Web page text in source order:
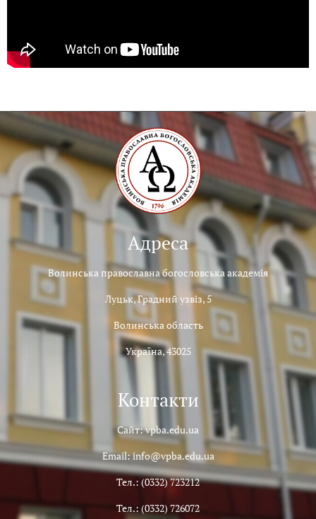
Адреса
Волинська православна богословська академія
Луцьк, Градний узвіз, 5
Волинська область
Україна, 43025
Контакти
Сайт: vpba.edu.ua
Email: info@vpba.edu.ua
Тел.: (0332) 723212
Тел.: (0332) 726072